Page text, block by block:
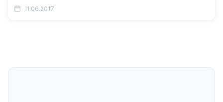
семейства псовых Семейство псовых:…
11.06.2017